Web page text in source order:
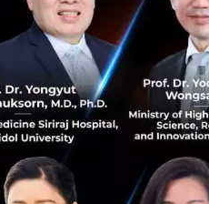
าพนักงานที่ไปฉีดวัคซีนซิโน
าหารเสริม งดดื่มชา คาเฟ
ย ปวดหัว ตัวร้อนคล้ายจะมีไ
กผลข้างเคียง จะอยู่กับเราไม่
เพื่อให้หลาย ๆ คนที่กำลังจะฉี
ได้ มิได้เป็นการชี้นำ หรืออา
านทุก ๆ คน